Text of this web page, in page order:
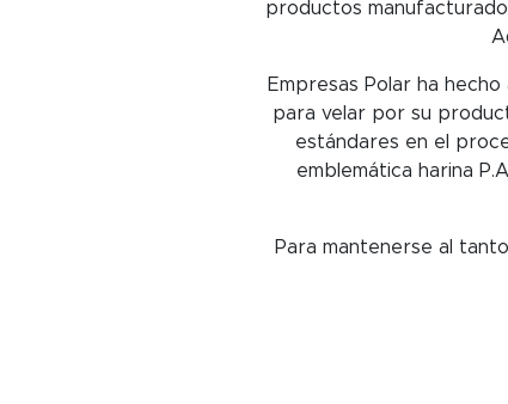
productos
Empresas Polar ha
para velar por su
estándares en el
emblemática harina
Para mantenerse al